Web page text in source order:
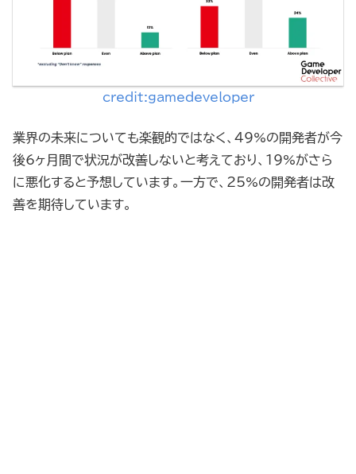
credit:gamedeveloper
業界の未来についても楽観的ではなく、49%の開発者が今
後6ヶ月間で状況が改善しないと考えており、19%がさら
に悪化すると予想しています。一方で、25%の開発者は改
善を期待しています。